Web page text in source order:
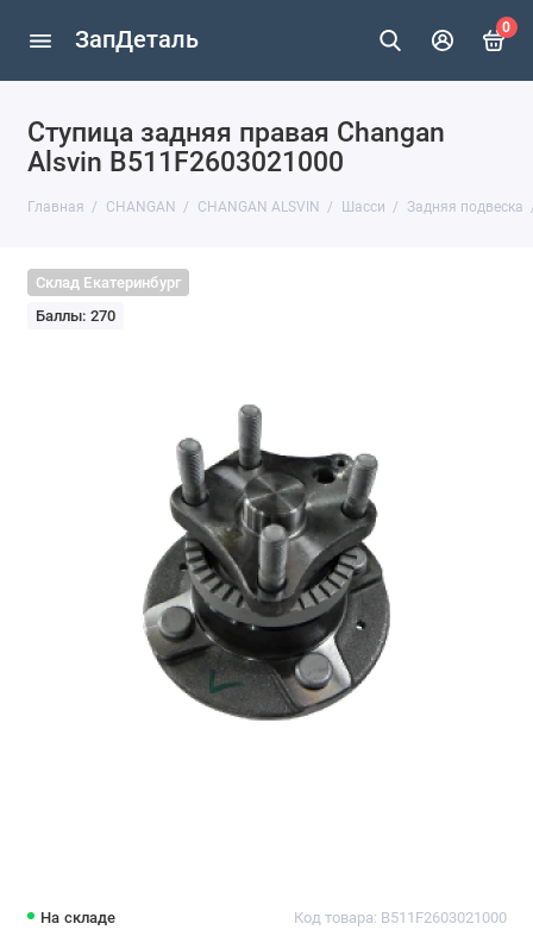
ЗапДеталь 0
Ступица задняя правая Changan
Alsvin B511F2603021000
Главная CHANGAN CHANGAN ALSVIN Шасси Задняя подвеска
Склад Екатеринбург
Баллы: 270
На складе Код товара: B511F2603021000